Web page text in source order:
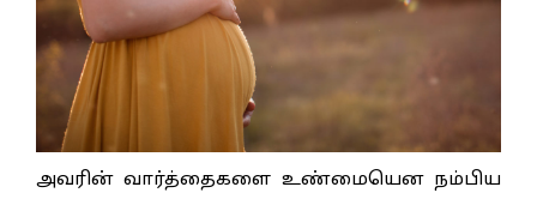
அவரின் வார்த்தைகளை உண்மையென நம்பிய